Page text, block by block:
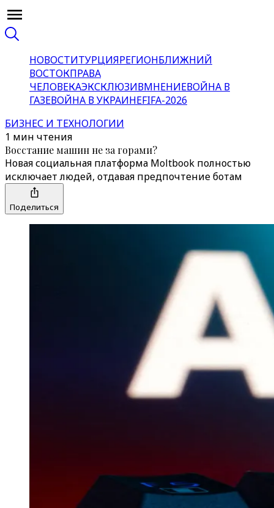
НОВОСТИТУРЦИЯРЕГИОНБЛИЖНИЙ
ВОСТОКПРАВА
ЧЕЛОВЕКАЭКСКЛЮЗИВМНЕНИЕВОЙНА В
ГАЗЕВОЙНА В УКРАИНЕFIFA-2026
БИЗНЕС И ТЕХНОЛОГИИ
1 мин чтения
Восстание машин не за горами?
Новая социальная платформа Moltbook полностью
исключает людей, отдавая предпочтение ботам
Поделиться